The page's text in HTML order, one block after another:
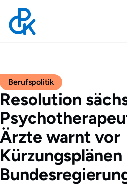
Resolution
Ärzte warnt vor
Kürzungsplänen
Berufspolitik